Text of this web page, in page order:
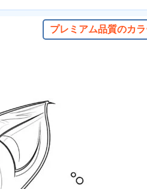
プレミアム品質のカ